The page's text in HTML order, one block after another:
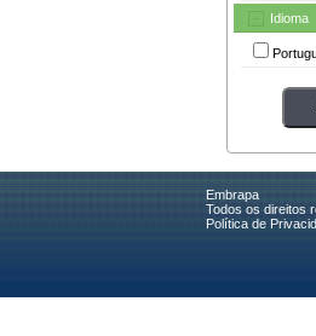
Idioma
Embrapa
Todos os direitos
Política de